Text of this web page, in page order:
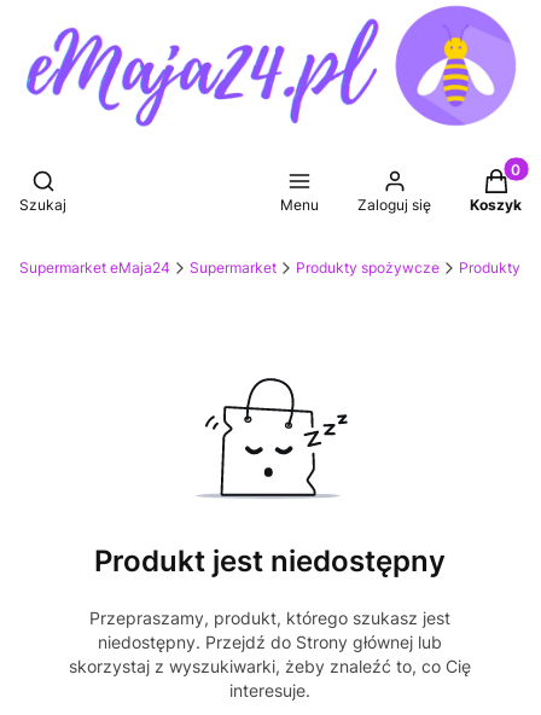
Otwórz wyszukiwarkę
Szukaj Menu Zaloguj się Koszyk
Supermarket eMaja24 Supermarket Produkty spożywcze Produkty
Produkt jest niedostępny
Przepraszamy, produkt, którego szukasz jest
niedostępny. Przejdź do Strony głównej lub
skorzystaj z wyszukiwarki, żeby znaleźć to, co Cię
interesuje.